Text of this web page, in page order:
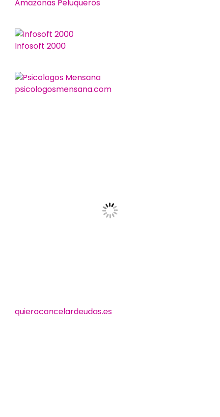
Amazonas Peluqueros
Infosoft 2000
psicologosmensana.com
quierocancelardeudas.es